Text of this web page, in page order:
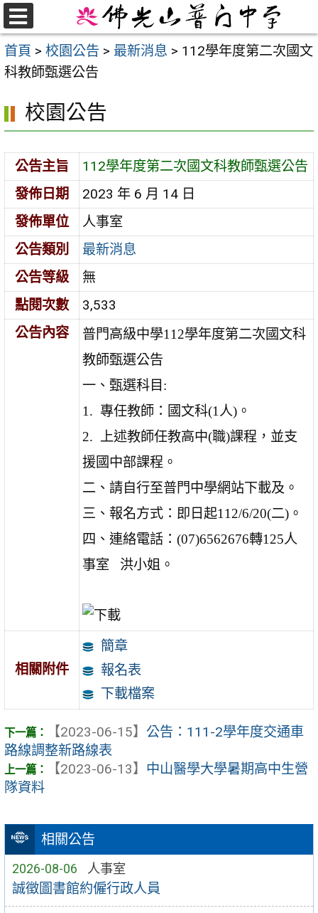
跳
至
主
要
首頁 > 校園公告 > 最新消息 > 112學年度第二次國文
科教師甄選公告
相關公告
2026-08-06 人事室
誠徵圖書館約僱行政人員
校園公告
公告主旨
112學年度第二次國文科教師甄選公告
發佈日期
2023 年 6 月 14 日
發佈單位
人事室
公告類別
最新消息
公告等級
無
點閱次數
3,533
公告內容
普門高級中學112學年度第二次國文科
教師甄選公告
一、甄選科目:
1.專任教師：國文科(1人)。
2.
上述教師任教高中(職)課程，並支
援國中部課程。
二、請自行至普門中學網站下載及。
三、報名方式：即日起112/6/20(二)。
四、連絡電話：(07)6562676轉125人
事室 洪小姐。
相關附件
簡章
報名表
下載檔案
【2023-06-15】 公告：111-2學年度交通車
路線調整新路線表
【2023-06-13】 中山醫學大學暑期高中生營
隊資料
選
單